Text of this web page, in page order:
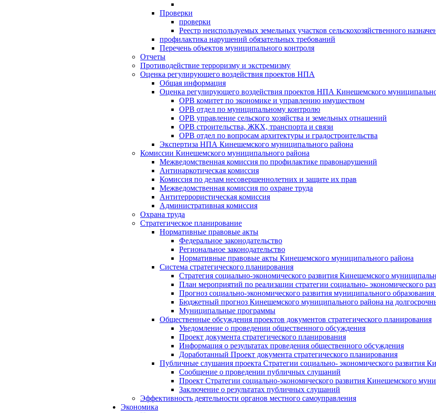
Проверки
проверки
Реестр неиспользуемых земельных участков сельскохозяйственного
профилактика нарушений обязательных требований
Перечень объектов муниципального контроля
Отчеты
Противодействие терроризму и экстремизму
Оценка регулирующего воздействия проектов НПА
Общая информация
Оценка регулирующего воздействия проектов НПА Кинешемского
ОРВ комитет по экономике и управлению имуществом
ОРВ отдел по муниципальному контролю
ОРВ управление сельского хозяйства и земельных отнашений
ОРВ строительства, ЖКХ, транспорта и связи
ОРВ отдел по вопросам архитектуры и градостроительства
Экспертиза НПА Кинешемского муниципального района
Комиссии Кинешемского муниципального района
Межведомственная комиссия по профилактике правонарушений
Антинаркотическая комиссия
Комиссия по делам несовершеннолетних и защите их прав
Межведомственная комиссия по охране труда
Антитеррористическая комиссия
Административная комиссия
Охрана труда
Стратегическое планирование
Нормативные правовые акты
Федеральное законодательство
Региональное законодательство
Нормативные правовые акты Кинешемского муниципального района
Система стратегического планирования
Стратегия социально-экономического развития Кинешемского
План мероприятий по реализации стратегии социально- экономического
Прогноз социально-экономического развития муниципального
Бюджетный прогноз Кинешемского муниципального района на
Муниципальные программы
Общественные обсуждения проектов документов стратегического планирования
Уведомление о проведении общественного обсуждения
Проект документа стратегического планирования
Информация о результатах проведения общественного обсуждения
Доработанный Проект документа стратегического планирования
Публичные слушания проекта Стратегии социально- экономического развития
Сообщение о проведении публичных слушаний
Проект Стратегии социально-экономического развития Кинешемского
Заключение о результатах публичных слушаний
Эффективность деятельности органов местного самоуправления
Экономика